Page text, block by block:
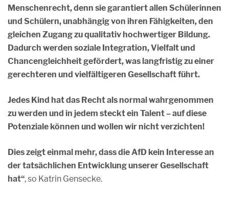
Menschenrecht, denn sie garantiert allen Schülerinnen
und Schülern, unabhängig von ihren Fähigkeiten, den
gleichen Zugang zu qualitativ hochwertiger Bildung.
Dadurch werden soziale Integration, Vielfalt und
Chancengleichheit gefördert, was langfristig zu einer
gerechteren und vielfältigeren Gesellschaft führt.
Jedes Kind hat das Recht als normal wahrgenommen
zu werden und in jedem steckt ein Talent – auf diese
Potenziale können und wollen wir nicht verzichten!
Dies zeigt einmal mehr, dass die AfD kein Interesse an
der tatsächlichen Entwicklung unserer Gesellschaft
hat“, so Katrin Gensecke.